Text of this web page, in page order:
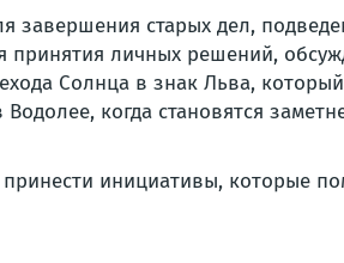
завершения старых дел,
принятия личных решений,
Солнца в знак Льва,
когда становятся
инициативы, которые